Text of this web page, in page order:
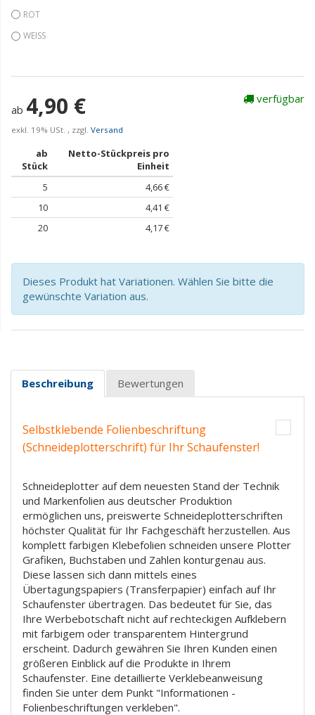
ROT
WEISS
ab 4,90 €
exkl. 19% USt. , zzgl. Versand
ab
Stück
Netto-Stückpreis pro
Einheit
5
4,66 €
10
4,41 €
20
4,17 €
verfügbar
Dieses Produkt hat Variationen. Wählen Sie bitte die
gewünschte Variation aus.
Beschreibung Bewertungen
Selbstklebende Folienbeschriftung
(Schneideplotterschrift) für Ihr Schaufenster!
Schneideplotter auf dem neuesten Stand der Technik
und Markenfolien aus deutscher Produktion
ermöglichen uns, preiswerte Schneideplotterschriften
höchster Qualität für Ihr Fachgeschäft herzustellen. Aus
komplett farbigen Klebefolien schneiden unsere Plotter
Grafiken, Buchstaben und Zahlen konturgenau aus.
Diese lassen sich dann mittels eines
Übertagungspapiers (Transferpapier) einfach auf Ihr
Schaufenster übertragen. Das bedeutet für Sie, das
Ihre Werbebotschaft nicht auf rechteckigen Aufklebern
mit farbigem oder transparentem Hintergrund
erscheint. Dadurch gewähren Sie Ihren Kunden einen
größeren Einblick auf die Produkte in Ihrem
Schaufenster. Eine detaillierte Verklebeanweisung
finden Sie unter dem Punkt "Informationen -
Folienbeschriftungen verkleben".